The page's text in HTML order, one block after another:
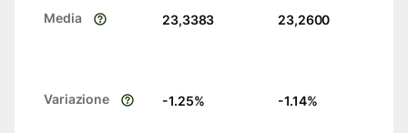
Media 23,3383 23,2600
Variazione -1.25% -1.14%